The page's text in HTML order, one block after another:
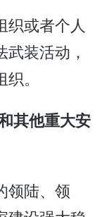
或者个人
装活动，
。
其他重大安
陆、领